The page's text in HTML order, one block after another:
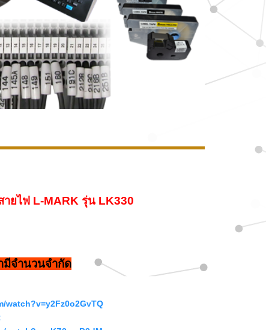
ายไฟ L-MARK รุ่น LK330
จำนวนจำกัด
watch?v=y2Fz0o2GvTQ